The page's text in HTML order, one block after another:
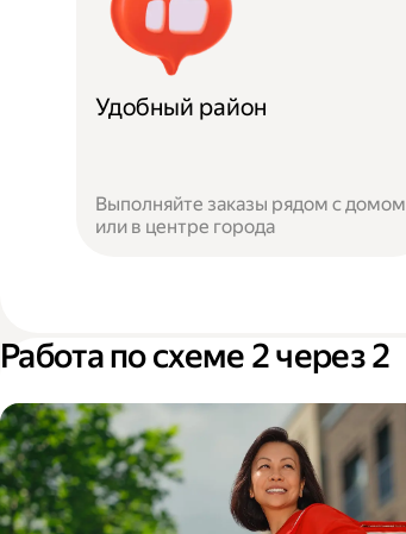
Удобный район
Выполняйте заказы рядом с домом
или в центре города
Работа по схеме 2 через 2